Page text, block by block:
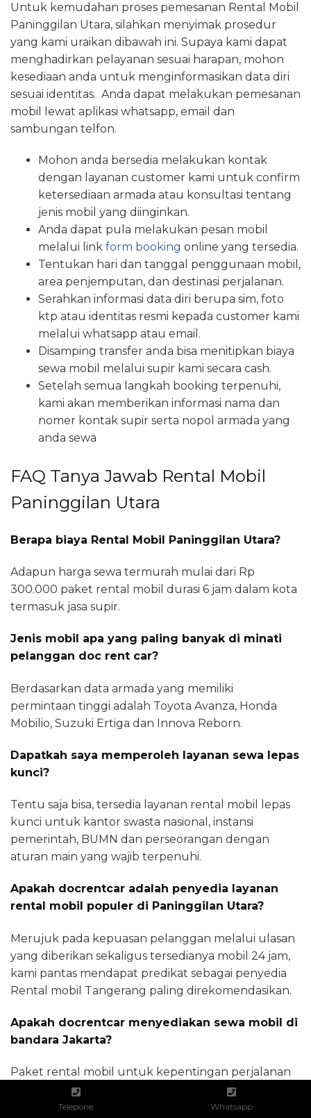
Untuk kemudahan proses pemesanan Rental Mobil
Paninggilan Utara, silahkan menyimak prosedur
yang kami uraikan dibawah ini. Supaya kami dapat
menghadirkan pelayanan sesuai harapan, mohon
kesediaan anda untuk menginformasikan data diri
sesuai identitas. Anda dapat melakukan pemesanan
mobil lewat aplikasi whatsapp, email dan
sambungan telfon.
Mohon anda bersedia melakukan kontak
dengan layanan customer kami untuk confirm
ketersediaan armada atau konsultasi tentang
jenis mobil yang diinginkan.
Anda dapat pula melakukan pesan mobil
melalui link form booking online yang tersedia.
Tentukan hari dan tanggal penggunaan mobil,
area penjemputan, dan destinasi perjalanan.
Serahkan informasi data diri berupa sim, foto
ktp atau identitas resmi kepada customer kami
melalui whatsapp atau email.
Disamping transfer anda bisa menitipkan biaya
sewa mobil melalui supir kami secara cash.
Setelah semua langkah booking terpenuhi,
kami akan memberikan informasi nama dan
nomer kontak supir serta nopol armada yang
anda sewa
FAQ Tanya Jawab Rental Mobil
Paninggilan Utara
Berapa biaya Rental Mobil Paninggilan Utara?
Adapun harga sewa termurah mulai dari Rp
300.000 paket rental mobil durasi 6 jam dalam kota
termasuk jasa supir.
Jenis mobil apa yang paling banyak di minati
pelanggan doc rent car?
Berdasarkan data armada yang memiliki
permintaan tinggi adalah Toyota Avanza, Honda
Mobilio, Suzuki Ertiga dan Innova Reborn.
Dapatkah saya memperoleh layanan sewa lepas
kunci?
Tentu saja bisa, tersedia layanan rental mobil lepas
kunci untuk kantor swasta nasional, instansi
pemerintah, BUMN dan perseorangan dengan
aturan main yang wajib terpenuhi.
Apakah docrentcar adalah penyedia layanan
rental mobil populer di Paninggilan Utara?
Merujuk pada kepuasan pelanggan melalui ulasan
yang diberikan sekaligus tersedianya mobil 24 jam,
kami pantas mendapat predikat sebagai penyedia
Rental mobil Tangerang paling direkomendasikan.
Apakah docrentcar menyediakan sewa mobil di
bandara Jakarta?
Paket rental mobil untuk kepentingan perjalanan
dari dan menuju bandara Soekarno Hatta dan
Bandara Halim Perdana kusuma Jakarta kami
Telepone Whatsapp